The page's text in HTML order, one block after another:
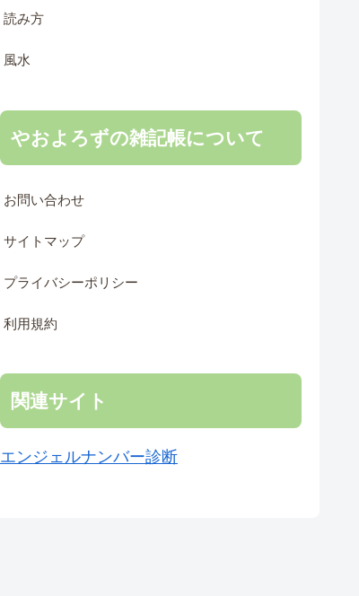
読み方
風水
やおよろずの雑記帳について
お問い合わせ
サイトマップ
プライバシーポリシー
利用規約
関連サイト
エンジェルナンバー診断